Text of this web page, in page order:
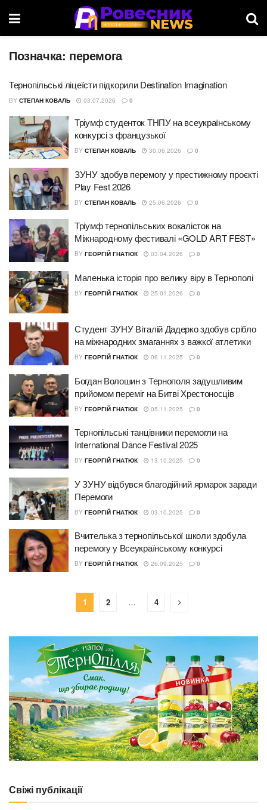
Позначка: перемога
Тернопільські ліцеїсти підкорили Destination Imagination
BY СТЕПАН КОВАЛЬ 03.07.2026 0
Тріумф студенток ТНПУ на всеукраїнському
конкурсі з французької
BY СТЕПАН КОВАЛЬ 30.06.2026 0
ЗУНУ здобув перемогу у престижному проєкті
Play Fest 2026
BY СТЕПАН КОВАЛЬ 25.06.2026 0
Тріумф тернопільських вокалісток на
Міжнародному фестивалі «GOLD ART FEST»
BY ГЕОРГІЙ ГНАТЮК 03.04.2026 0
Маленька історія про велику віру в Тернополі
BY ГЕОРГІЙ ГНАТЮК 25.01.2026 0
Студент ЗУНУ Віталій Дадерко здобув срібло
на міжнародних змаганнях з важкої атлетики
BY ГЕОРГІЙ ГНАТЮК 06.11.2025 0
Богдан Волошин з Тернополя задушливим
прийомом переміг на Битві Хрестоносців
BY ГЕОРГІЙ ГНАТЮК 05.11.2025 0
Тернопільські танцівники перемогли на
International Dance Festival 2025
BY ГЕОРГІЙ ГНАТЮК 13.10.2025 0
У ЗУНУ відбувся благодійний ярмарок заради
Перемоги
BY ГЕОРГІЙ ГНАТЮК 03.10.2025 0
Вчителька з тернопільської школи здобула
перемогу у Всеукраїнському конкурсі
BY ГЕОРГІЙ ГНАТЮК 26.09.2025 0
1 2 … 4
Свіжі публікації